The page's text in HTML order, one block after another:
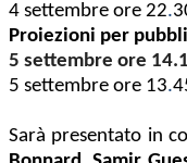
4 settembre ore 22.
Proiezioni per
5 settembre ore
5 settembre ore 13.
Sarà presentato in